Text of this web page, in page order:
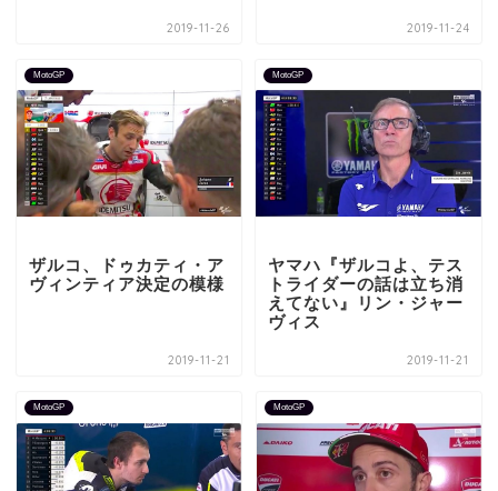
2019-11-26 2019-11-24
MotoGP
ザルコ、ドゥカティ・ア
ヴィンティア決定の模様
2019-11-21
MotoGP
ヤマハ『ザルコよ、テス
トライダーの話は立ち消
えてない』リン・ジャー
ヴィス
2019-11-21
MotoGP MotoGP